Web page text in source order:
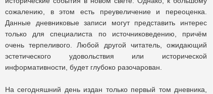
сожалению, в этом есть преувеличение и переоценка.
Данные дневниковые записи могут представить интерес
только для специалиста по источниковедению, причём
очень терпеливого. Любой другой читатель, ожидающий
эстетического удовольствия или исторической
информативности, будет глубоко разочарован.
На сегодняшний день издан только первый том дневника,